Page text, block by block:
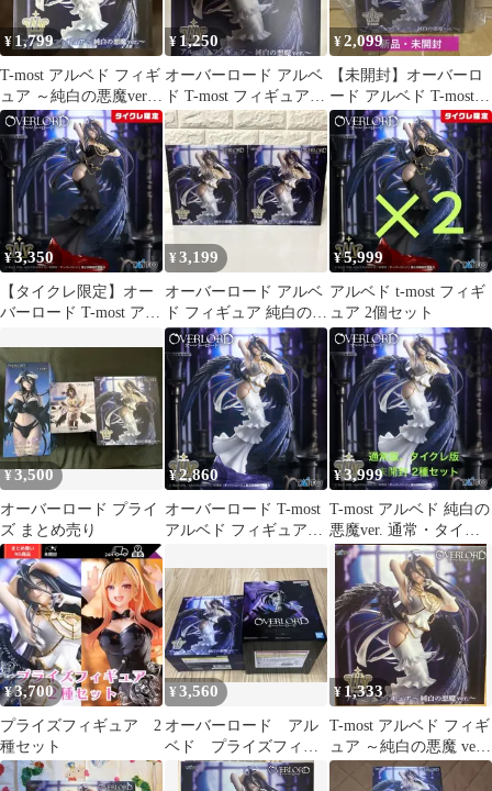
¥ 1,799
T-most アルベド フィギ
ュア ～純白の悪魔ver.
～
¥ 1,250
オーバーロード アルベ
ド T-most フィギュア
純白の悪魔ver.
¥2,099
【未開封】オーバーロ
ード アルベド T-mostフ
ィギュア 純白の悪魔
Ver.
¥3,350
【タイクレ限定】オー
バーロード T-most アル
悪魔
¥3,199
オーバーロード アルベ
ド フィギュア 純白の悪
魔ver. 2体セットT-most
¥5,999
アルベド t-most フィギ
ュア 2個セット
¥3,500
オーバーロード プライ
ズ まとめ売り
¥2,860
オーバーロード T-most
アルベド フィギュア～
¥3,999
T-most アルベド 純白の
悪魔ver. 通常・タイク
レ限定2種セット 未開
封
¥3,700
プライズフィギュア 2
種セット
¥3,560
オーバーロード アル
ベド プライズフィギ
ュア ②種
¥ 1,333
T-most アルベド フィギ
ュア ～純白の悪魔 ver.
～